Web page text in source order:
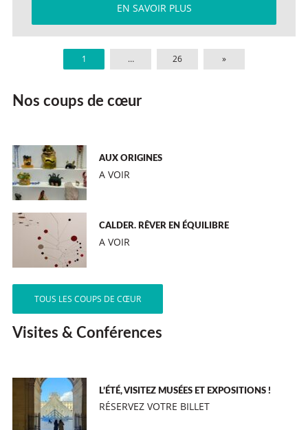
EN SAVOIR PLUS
1 … 26 »
Nos coups de cœur
AUX ORIGINES
A VOIR
CALDER. RÊVER EN ÉQUILIBRE
A VOIR
TOUS LES COUPS DE CŒUR
Visites & Conférences
L’ÉTÉ, VISITEZ MUSÉES ET EXPOSITIONS !
RÉSERVEZ VOTRE BILLET